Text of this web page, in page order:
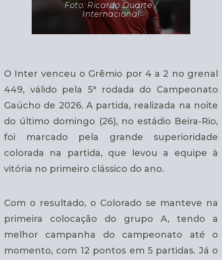
Foto: Ricardo Duarte /
Internacional
O Inter venceu o Grêmio por 4 a 2 no grenal
449, válido pela 5ª rodada do Campeonato
Gaúcho de 2026. A partida, realizada na noite
do último domingo (26), no estádio Beira-Rio,
foi marcado pela grande superioridade
colorada na partida, que levou a equipe à
vitória no primeiro clássico do ano.
Com o resultado, o Colorado se manteve na
primeira colocação do grupo A, tendo a
melhor campanha do campeonato até o
momento, com 12 pontos em 5 partidas. Já o